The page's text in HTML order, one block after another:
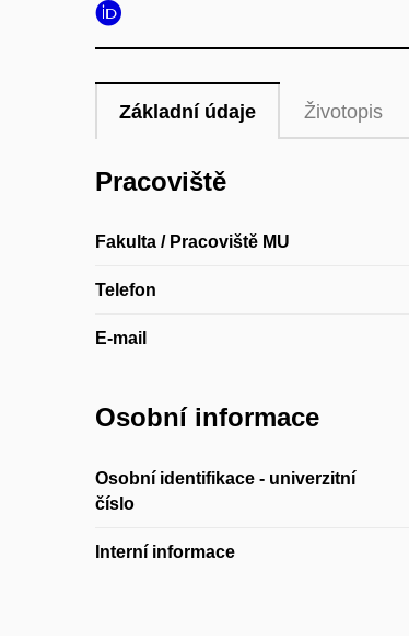
Základní údaje Životopis
Pracoviště
Fakulta / Pracoviště MU
Telefon
E-mail
Osobní informace
Osobní identifikace - univerzitní
číslo
Interní informace